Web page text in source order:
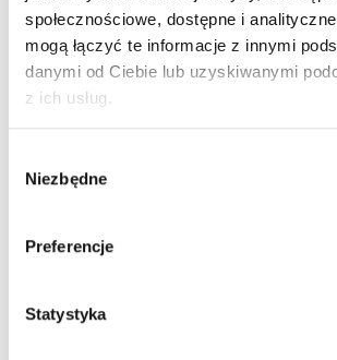
społecznościowe, dostępne i
mogą łączyć te informacje z innymi
danymi od Ciebie lub uzyskiwanymi
z ich usług.
zgody
Niezbędne
Preferencje
Statystyka
Relpol wprowadza do oferty nowoczesny